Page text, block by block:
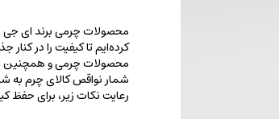
محصولات چرمی برند ای جی را
کرده‌ایم تا کیفیت را در
محصولات چرمی و همچنین
شمار نواقص کالای چرم به
رعایت نکات زیر، برای